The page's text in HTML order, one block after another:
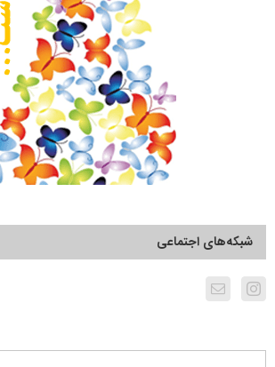
شبکه‌های اجتماعی